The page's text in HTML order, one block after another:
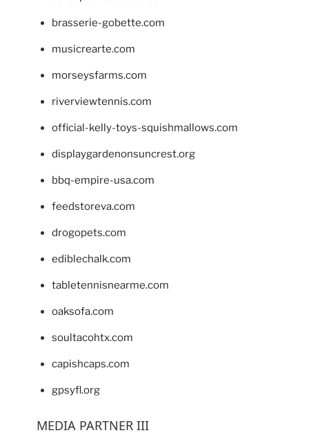
brasserie-gobette.com
musicrearte.com
morseysfarms.com
riverviewtennis.com
official-kelly-toys-squishmallows.com
displaygardenonsuncrest.org
bbq-empire-usa.com
feedstoreva.com
drogopets.com
ediblechalk.com
tabletennisnearme.com
oaksofa.com
soultacohtx.com
capishcaps.com
gpsyfl.org
MEDIA PARTNER III